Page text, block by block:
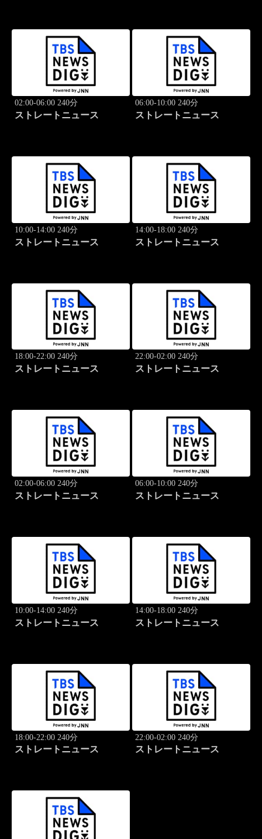
02:00-06:00 240分
ストレートニュース
06:00-10:00 240分
ストレートニュース
10:00-14:00 240分
ストレートニュース
14:00-18:00 240分
ストレートニュース
18:00-22:00 240分
ストレートニュース
22:00-02:00 240分
ストレートニュース
02:00-06:00 240分
ストレートニュース
06:00-10:00 240分
ストレートニュース
10:00-14:00 240分
ストレートニュース
14:00-18:00 240分
ストレートニュース
18:00-22:00 240分
ストレートニュース
22:00-02:00 240分
ストレートニュース